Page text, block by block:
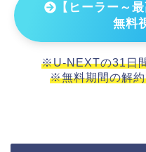
【ヒーラー～
無料
※U-NEXTの31日
※無料期間の解